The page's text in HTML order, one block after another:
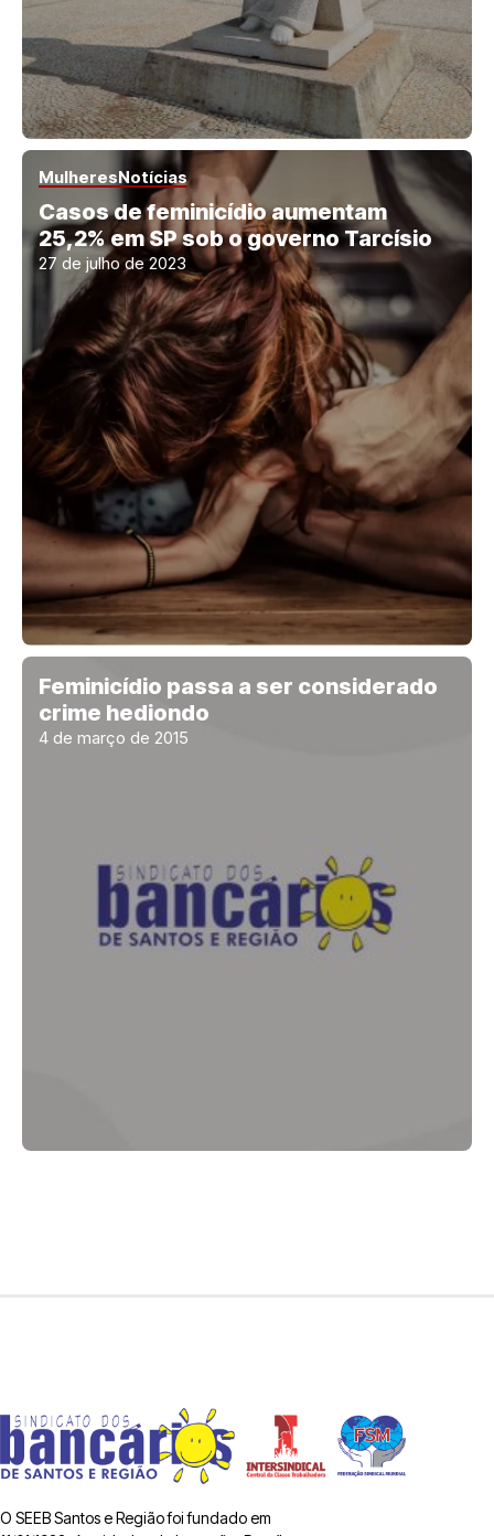
MulheresNotícias
Casos de feminicídio aumentam
25,2% em SP sob o governo Tarcísio
27 de julho de 2023
Feminicídio passa a ser considerado
crime hediondo
4 de março de 2015
O SEEB Santos e Região foi fundado em